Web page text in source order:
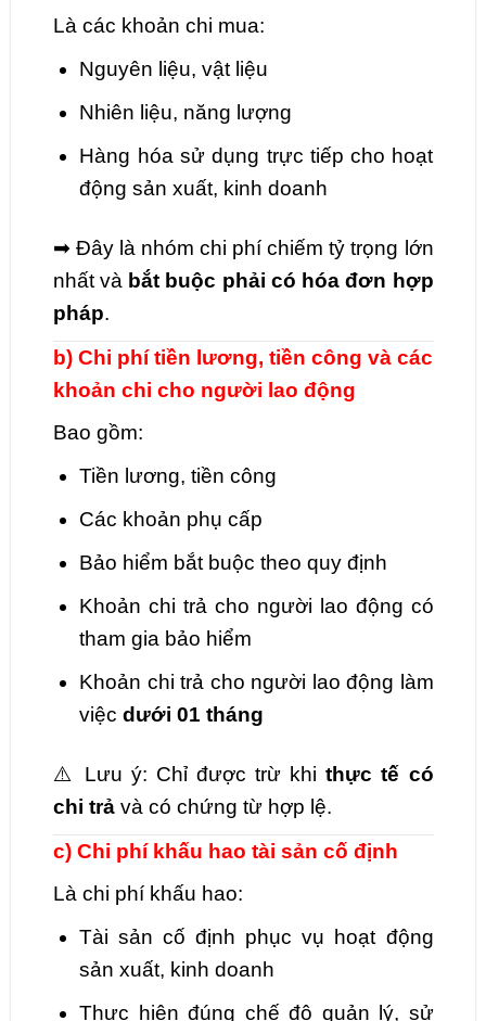
Là các khoản chi mua:
Nguyên liệu, vật liệu
Nhiên liệu, năng lượng
Hàng hóa sử dụng trực tiếp cho hoạt
động sản xuất, kinh doanh
➡ Đây là nhóm chi phí chiếm tỷ trọng lớn
nhất và bắt buộc phải có hóa đơn hợp
pháp.
b) Chi phí tiền lương, tiền công và các
khoản chi cho người lao động
Bao gồm:
Tiền lương, tiền công
Các khoản phụ cấp
Bảo hiểm bắt buộc theo quy định
Khoản chi trả cho người lao động có
tham gia bảo hiểm
Khoản chi trả cho người lao động làm
việcdưới 01 tháng
⚠️ Lưu ý: Chỉ được trừ khithực tế có
chi trảvà có chứng từ hợp lệ.
c) Chi phí khấu hao tài sản cố định
Là chi phí khấu hao:
Tài sản cố định phục vụ hoạt động
sản xuất, kinh doanh
Thực hiện đúng chế độ quản lý, sử